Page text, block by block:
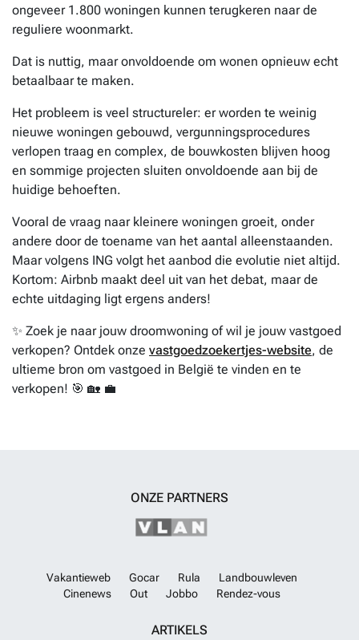
ongeveer 1.800 woningen kunnen terugkeren naar de
reguliere woonmarkt.
Dat is nuttig, maar onvoldoende om wonen opnieuw echt
betaalbaar te maken.
Het probleem is veel structureler: er worden te weinig
nieuwe woningen gebouwd, vergunningsprocedures
verlopen traag en complex, de bouwkosten blijven hoog
en sommige projecten sluiten onvoldoende aan bij de
huidige behoeften.
Vooral de vraag naar kleinere woningen groeit, onder
andere door de toename van het aantal alleenstaanden.
Maar volgens ING volgt het aanbod die evolutie niet altijd.
Kortom: Airbnb maakt deel uit van het debat, maar de
echte uitdaging ligt ergens anders!
✨ Zoek je naar jouw droomwoning of wil je jouw vastgoed
verkopen? Ontdek onze vastgoedzoekertjes-website, de
ultieme bron om vastgoed in België te vinden en te
verkopen! 🎯 🏡 💼
ONZE PARTNERS
Vakantieweb Gocar Rula
Landbouwleven
Cinenews
Out Jobbo Rendez-vous
ARTIKELS